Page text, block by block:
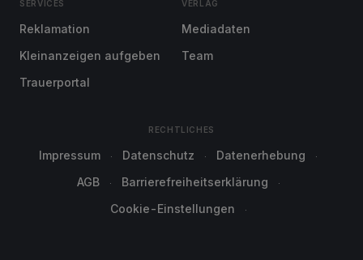
SERVICES
Reklamation
Kleinanzeigen aufgeben
Trauerportal
VERLAG
Mediadaten
Team
RECHTLICHES
Impressum Datenschutz
Datenerhebung
AGB
Barrierefreiheitserklärung
Cookie-Einstellungen